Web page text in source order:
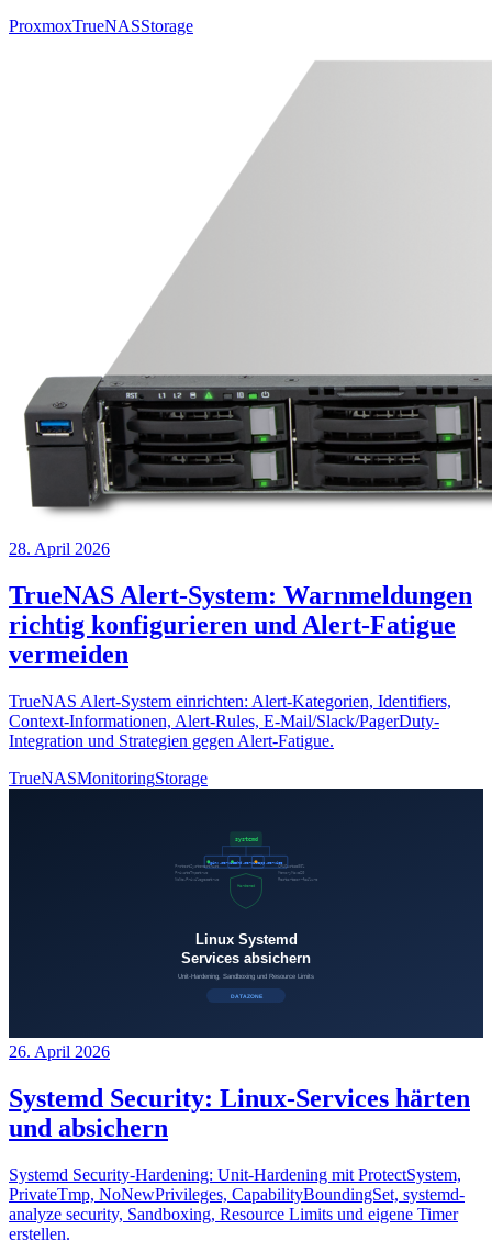
ProxmoxTrueNASStorage
28. April 2026
TrueNAS Alert-System: Warnmeldungen
richtig konfigurieren und Alert-Fatigue
vermeiden
TrueNAS Alert-System einrichten: Alert-Kategorien, Identifiers,
Context-Informationen, Alert-Rules, E-Mail/Slack/PagerDuty-
Integration und Strategien gegen Alert-Fatigue.
TrueNASMonitoringStorage
26. April 2026
Systemd Security: Linux-Services härten
und absichern
Systemd Security-Hardening: Unit-Hardening mit ProtectSystem,
PrivateTmp, NoNewPrivileges, CapabilityBoundingSet, systemd-
analyze security, Sandboxing, Resource Limits und eigene Timer
erstellen.